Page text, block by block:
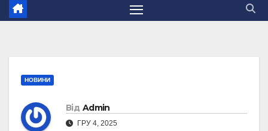
НОВИНИ
Від Admin
ГРУ 4, 2025